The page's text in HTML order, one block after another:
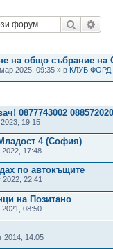
Търсене
на общо събрание
2025, 09:35 » в КЛУБ
0877743002
19:15
4 (София)
2022, 17:48
по автокъщите
2022, 22:41
на Позитано
08:50
2014, 14:05